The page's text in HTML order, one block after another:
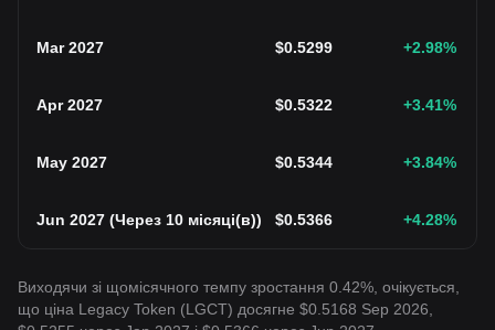
Mar 2027 $0.5299 +2.98%
Apr 2027 $0.5322 +3.41%
May 2027 $0.5344 +3.84%
Jun 2027 (Через 10 місяці(в)) $0.5366 +4.28%
Виходячи зі щомісячного темпу зростання 0.42%, очікується,
що ціна Legacy Token (LGCT) досягне $0.5168 Sep 2026,